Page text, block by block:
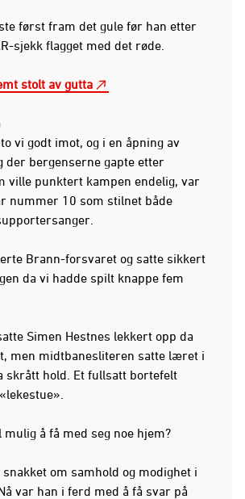
først fram det gule før han etter
sjekk flagget med det røde.
stolt av gutta
vi godt imot, og i en åpning av
der bergenserne gapte etter
ville punktert kampen endelig, var
nummer 10 som stilnet både
Brann-forsvaret og satte sikkert
da vi hadde spilt knappe fem
Simen Hestnes lekkert opp da
men midtbanesliteren satte læret i
skrått hold. Et fullsatt bortefelt
mulig å få med seg noe hjem?
om samhold og modighet i
var han i ferd med å få svar på